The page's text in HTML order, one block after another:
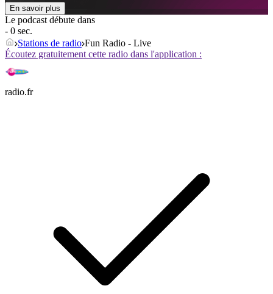
En savoir plus
Le podcast débute dans
- 0 sec.
Stations de radio Fun Radio - Live
Écoutez gratuitement cette radio dans l'application :
radio.fr